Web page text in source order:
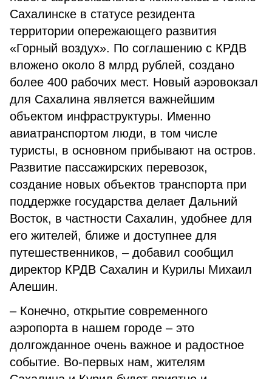
Сахалинске в статусе резидента
территории опережающего развития
«Горный воздух». По соглашению с КРДВ
вложено около 8 млрд рублей, создано
более 400 рабочих мест. Новый аэровокзал
для Сахалина является важнейшим
объектом инфраструктуры. Именно
авиатранспортом люди, в том числе
туристы, в основном прибывают на остров.
Развитие пассажирских перевозок,
создание новых объектов транспорта при
поддержке государства делает Дальний
Восток, в частности Сахалин, удобнее для
его жителей, ближе и доступнее для
путешественников, – добавил сообщил
директор КРДВ Сахалин и Курилы Михаил
Алешин.
– Конечно, открытие современного
аэропорта в нашем городе – это
долгожданное очень важное и радостное
событие. Во-первых нам, жителям